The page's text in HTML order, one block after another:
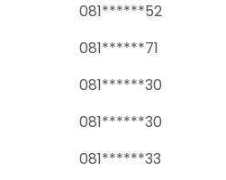
081******52
081******71
081******30
081******30
081******33